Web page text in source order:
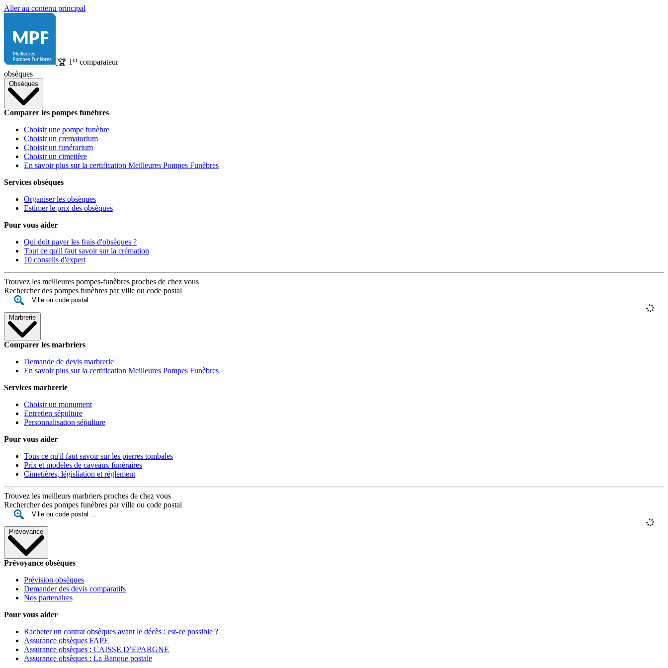
Aller au contenu principal
🏆 1 ercomparateur
obsèques
Obsèques
Comparer les pompes funèbres
Choisir une pompe funèbre
Choisir un crematorium
Choisir un funérarium
Choisir un cimetière
En savoir plus sur la certification Meilleures Pompes Funèbres
Services obsèques
Organiser les obsèques
Estimer le prix des obsèques
Pour vous aider
Qui doit payer les frais d'obsèques ?
Tout ce qu'il faut savoir sur la crémation
10 conseils d'expert
Trouvez les meilleures pompes-funèbres proches de chez vous
Rechercher des pompes funèbres par ville ou code postal
Marbrerie
Comparer les marbriers
Demande de devis marbrerie
En savoir plus sur la certification Meilleures Pompes Funèbres
Services marbrerie
Choisir un monument
Entretien sépulture
Personnalisation sépulture
Pour vous aider
Tous ce qu'il faut savoir sur les pierres tombales
Prix et modèles de caveaux funéraires
Cimetières, législiation et réglement
Trouvez les meilleurs marbriers proches de chez vous
Rechercher des pompes funèbres par ville ou code postal
Prévoyance
Prévoyance obsèques
Prévision obsèques
Demander des devis comparatifs
Nos partenaires
Pour vous aider
Racheter un contrat obsèques avant le décès : est-ce possible ?
Assurance obsèques FAPE
Assurance obsèques : CAISSE D’EPARGNE
Assurance obsèques : La Banque postale